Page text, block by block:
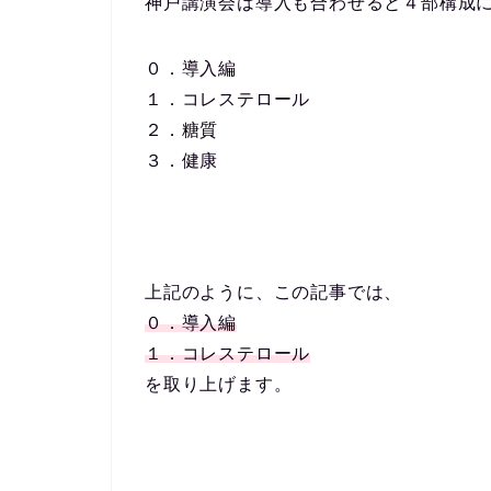
０．導入編
１．コレステロール
２．糖質
３．健康
上記のように、この記事では、
０．導入編
１．コレステロール
を取り上げます。